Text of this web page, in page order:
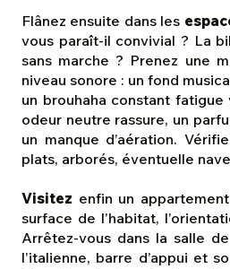
Flânez ensuite dans les
vous paraît-il convivial ? La
sans marche ? Prenez une
niveau sonore : un fond
un brouhaha constant fatigue
odeur neutre rassure, un
un manque d’aération.
plats, arborés, éventuelle
Visitez enfin un
surface de l’habitat,
Arrêtez-vous dans la salle
l’italienne, barre d’appui et